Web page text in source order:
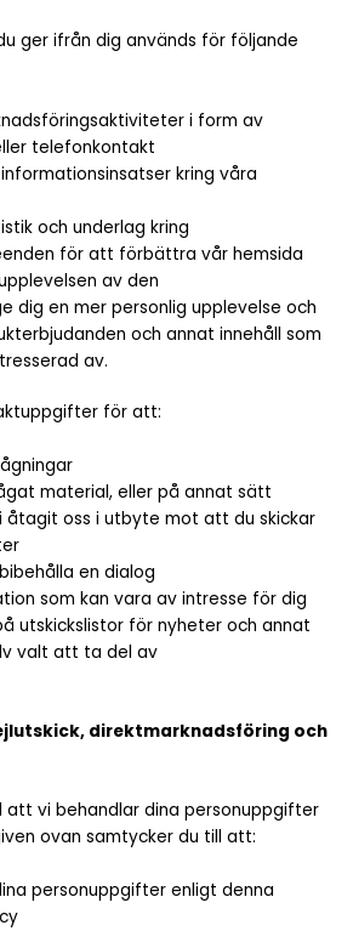
ger ifrån dig används för följande
i form av
telefonkontakt
kring våra
och underlag kring
för att förbättra vår hemsida
av den
dig en mer personlig upplevelse och
och annat innehåll som
av.
för att:
material, eller på annat sätt
åtagit oss i utbyte mot att du skickar
en dialog
som kan vara av intresse för dig
utskickslistor för nyheter och annat
valt att ta del av
direktmarknadsföring och
att vi behandlar dina personuppgifter
ovan samtycker du till att:
personuppgifter enligt denna